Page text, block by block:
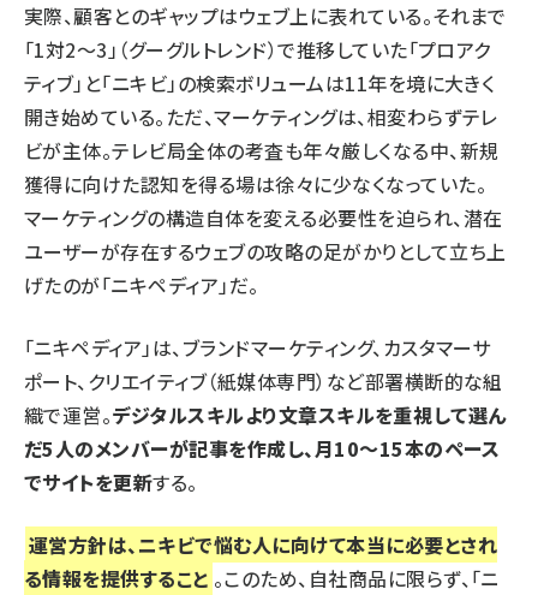
実際、顧客とのギャップはウェブ上に表れている。それまで
「1対2～3」（グーグルトレンド）で推移していた「プロアク
ティブ」と「ニキビ」の検索ボリュームは11年を境に大きく
開き始めている。ただ、マーケティングは、相変わらずテレ
ビが主体。テレビ局全体の考査も年々厳しくなる中、新規
獲得に向けた認知を得る場は徐々に少なくなっていた。
マーケティングの構造自体を変える必要性を迫られ、潜在
ユーザーが存在するウェブの攻略の足がかりとして立ち上
げたのが「ニキペディア」だ。
「ニキペディア」は、ブランドマーケティング、カスタマーサ
ポート、クリエイティブ（紙媒体専門）など部署横断的な組
織で運営。デジタルスキルより文章スキルを重視して選ん
だ5人のメンバーが記事を作成し、月10～15本のペース
でサイトを更新する。
運営方針は、ニキビで悩む人に向けて本当に必要とされ
る情報を提供すること 。このため、自社商品に限らず、「ニ